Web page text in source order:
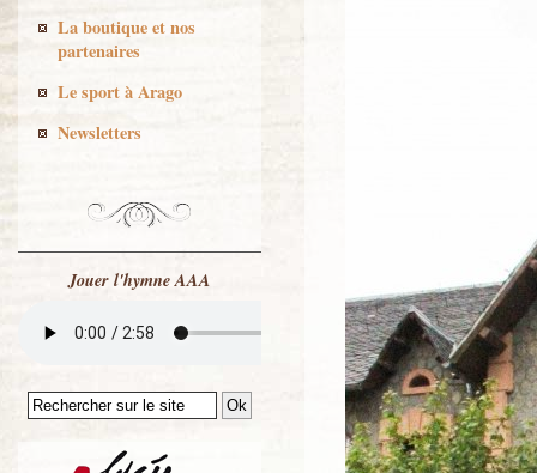
La boutique et nos
partenaires
Le sport à Arago
Newsletters
Jouer l'hymne AAA